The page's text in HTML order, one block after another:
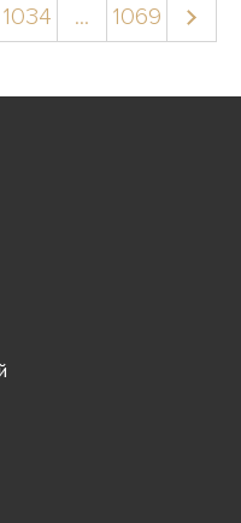
1034 ... 1069